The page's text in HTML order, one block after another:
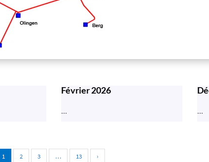
Février 2026
... ...
1 2 3 … 13 ›